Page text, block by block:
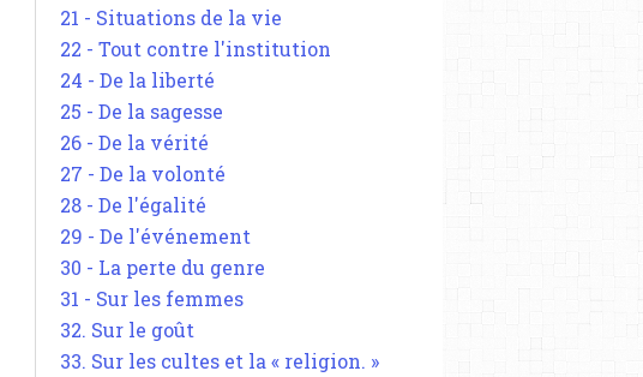
21 - Situations de la vie
22 - Tout contre l'institution
24 - De la liberté
25 - De la sagesse
26 - De la vérité
27 - De la volonté
28 - De l'égalité
29 - De l'événement
30 - La perte du genre
31 - Sur les femmes
32. Sur le goût
33. Sur les cultes et la « religion. »